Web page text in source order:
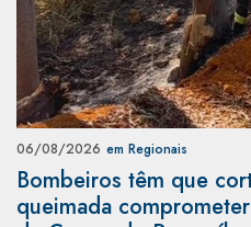
06/08/2026 em Regionais
Bombeiros têm que
queimada